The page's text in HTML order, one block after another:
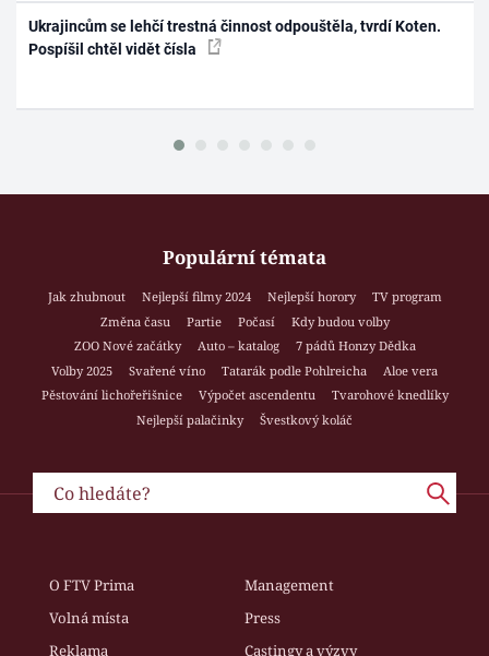
Ukrajincům se lehčí trestná činnost odpouštěla, tvrdí Koten.
Pospíšil chtěl vidět čísla
Populární témata
Jak zhubnout Nejlepší filmy 2024 Nejlepší horory
TV program
Změna času
Partie Počasí
Kdy budou volby
ZOO Nové začátky
Auto – katalog
7 pádů Honzy Dědka
Volby 2025
Svařené víno Tatarák podle Pohlreicha
Aloe vera
Pěstování lichořeřišnice
Výpočet ascendentu
Tvarohové knedlíky
Nejlepší palačinky
Švestkový koláč
O FTV Prima
Management
Volná místa
Press
Reklama
Castingy a výzvy